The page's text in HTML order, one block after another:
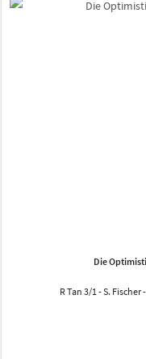
Die
R Tan 3/1 - S. Fischer